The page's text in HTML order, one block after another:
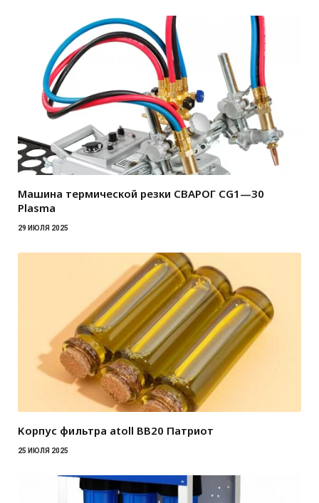
Машина термической резки СВАРОГ CG1—30
Plasma
29 ИЮЛЯ 2025
Корпус фильтра atoll BB20 Патриот
25 ИЮЛЯ 2025